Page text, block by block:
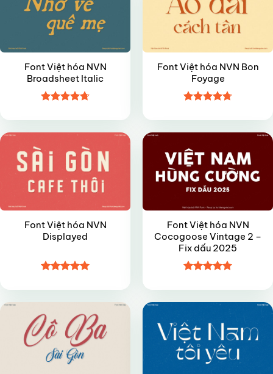
Font Việt hóa NVN
Broadsheet Italic
hạng4.75
sao
Font Việt hóa NVN Bon
Foyage
hạng4.75
sao
Font Việt hóa NVN
Displayed
hạng55
Font Việt hóa NVN
Cocogoose Vintage 2 –
Fix dấu 2025
hạng4.85
sao